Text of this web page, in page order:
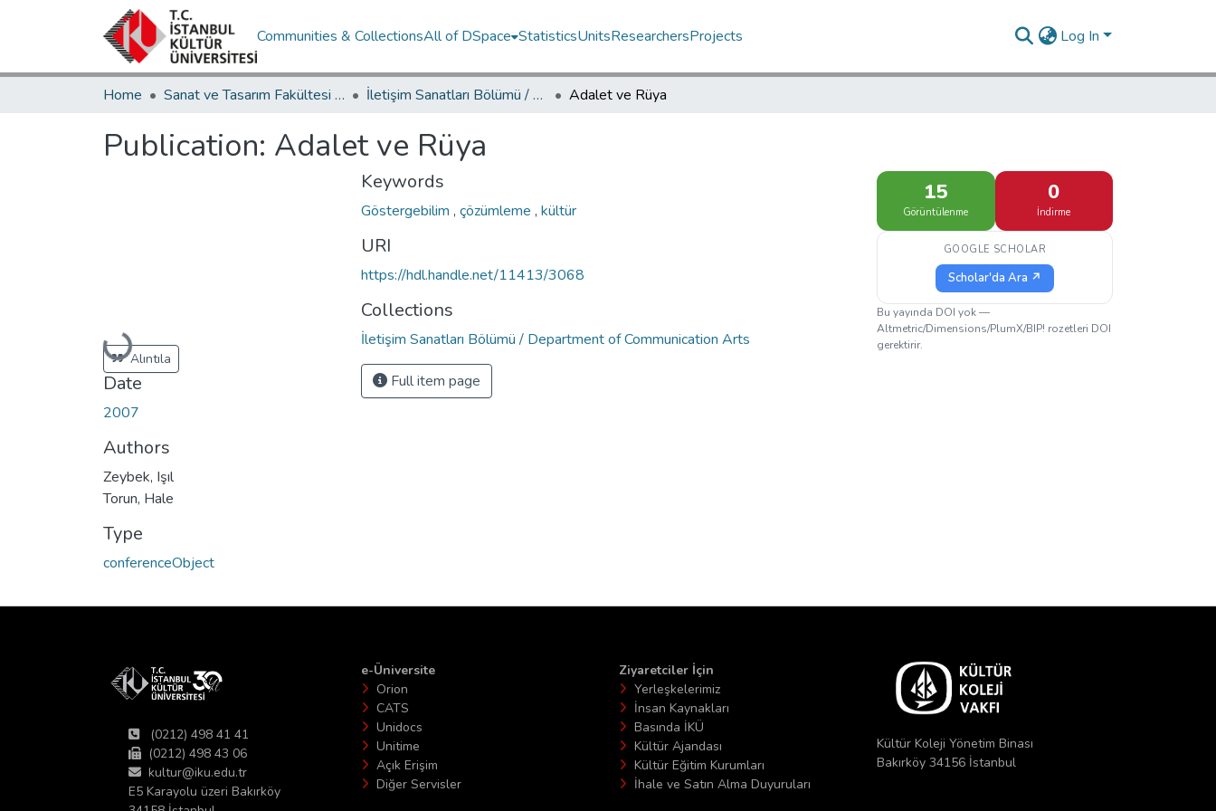
Communities & CollectionsAll of DSpace StatisticsUnitsResearchersProjects Log In
Home Sanat ve Tasarım Fakültesi / Faculty of Art and Design İletişim Sanatları Bölümü / Department of Communication Arts Adalet ve Rüya
Publication: Adalet ve Rüya
Loading...
Alıntıla
Date
2007
Authors
Zeybek, Işıl
Torun, Hale
Type
conferenceObject
Keywords
Göstergebilim , çözümleme , kültür
URI
https://hdl.handle.net/11413/3068
Collections
İletişim Sanatları Bölümü / Department of Communication Arts
Full item page
15
Görüntülenme
0
İndirme
GOOGLE SCHOLAR
Scholar'da Ara ↗
Bu yayında DOI yok —
Altmetric/Dimensions/PlumX/BIP! rozetleri DOI
gerektirir.
(0212) 498 41 41
(0212) 498 43 06
kultur@iku.edu.tr
E5 Karayolu üzeri Bakırköy
e-Üniversite
Orion
CATS
Unidocs
Unitime
Açık Erişim
Diğer Servisler
Ziyaretciler İçin
Yerleşkelerimiz
İnsan Kaynakları
Basında İKÜ
Kültür Ajandası
Kültür Eğitim Kurumları
İhale ve Satın Alma Duyuruları
Kültür Koleji Yönetim Binası
Bakırköy 34156 İstanbul